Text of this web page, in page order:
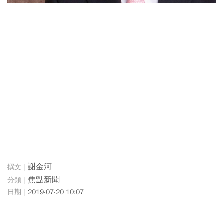
謝金河
焦點新聞
2019-07-20 10:07